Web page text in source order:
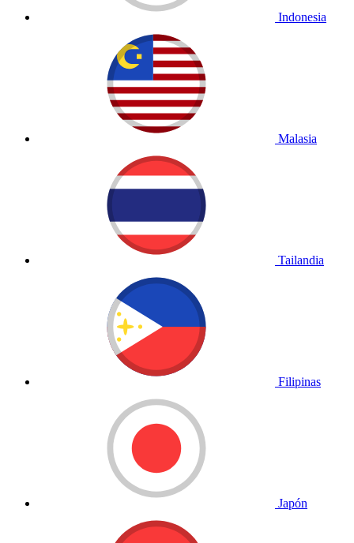
Indonesia
Malasia
Tailandia
Filipinas
Japón